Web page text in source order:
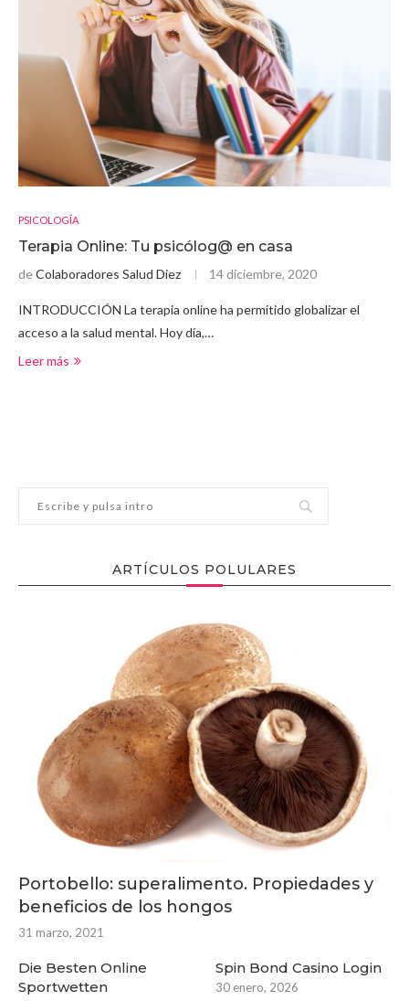
PSICOLOGÍA
Terapia Online: Tu psicólog@ en casa
deColaboradores Salud Diez 14 diciembre, 2020
INTRODUCCIÓN La terapia online ha permitido globalizar el
acceso a la salud mental. Hoy día,…
Leer más
ARTÍCULOS POLULARES
Portobello: superalimento. Propiedades y
beneficios de los hongos
31 marzo, 2021
Die Besten Online
Sportwetten
Spin Bond Casino Login
30 enero, 2026